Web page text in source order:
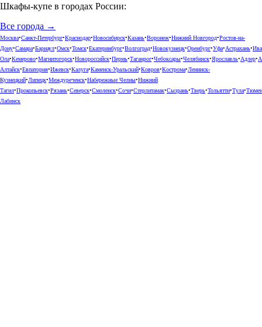
Шкафы-купе в городах России:
Все города →
Москва•Санкт-Петербург•Краснодар•Новосибирск•Казань•Воронеж•Нижний Новгород•Ростов-на-
Дону•Самара•Барнаул•Омск•Томск•Екатеринбург•Волгоград•Новокузнецк•Оренбург•Уфа•Астрахань•
Ола•Кемерово•Магнитогорск•Новороссийск•Пермь•Таганрог•Чебоксары•Челябинск•Ярославль•Адлер•
Алтайск•Евпатория•Ижевск•Калуга•Каменск-Уральский•Ковров•Кострома•Ленинск-
Кузнецкий•Липецк•Междуреченск•Набережные Челны•Нижний
Тагил•Прокопьевск•Рязань•Северск•Смоленск•Сочи•Стерлитамак•Сызрань•Тверь•Тольятти•Тула•
Лабинск